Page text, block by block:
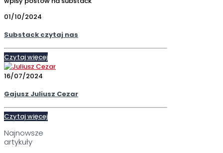
01/10/2024
Substack czytaj nas
Czytaj więcej
16/07/2024
Gajusz Juliusz Cezar
Czytaj więcej
Najnowsze
artykuły